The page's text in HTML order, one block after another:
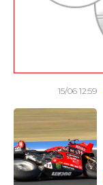
15/06 12:59